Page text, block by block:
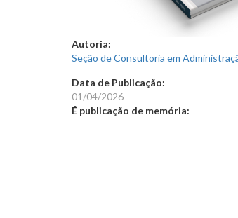
Autoria:
Seção de Consultoria em
Data de Publicação:
01/04/2026
É publicação de memória: